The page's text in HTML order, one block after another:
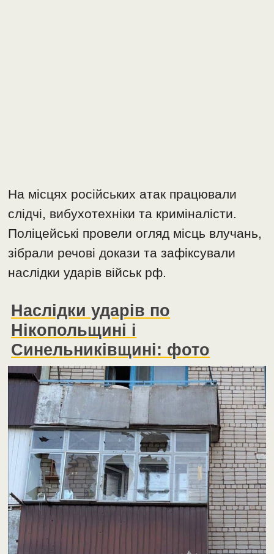
На місцях російських атак працювали
слідчі, вибухотехніки та криміналісти.
Поліцейські провели огляд місць влучань,
зібрали речові докази та зафіксували
наслідки ударів військ рф.
Наслідки ударів по
Нікопольщині і
Синельниківщині: фото